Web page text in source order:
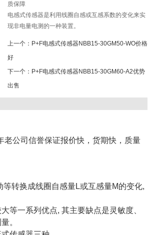
质保障
电感式传感器是利用线圈自感或互感系数的变化来实
现非电量电测的一种装置。
上一个： P+F电感式传感器NBB15-30GM50-WO价格
好
下一个： P+F电感式传感器NBB15-30GM60-A2优势
出售
公司信誉保证报价快，货期快，质量
转换成线圈自感量L或互感量M的变化,
等一系列优点, 其主要缺点是灵敏度、
。